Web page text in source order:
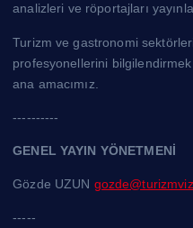
analizleri ve röportajları
Turizm ve gastronomi
profesyonellerini
ana amacımız.
----------
GENEL YAYIN YÖNETMENİ
Gözde UZUN
-----